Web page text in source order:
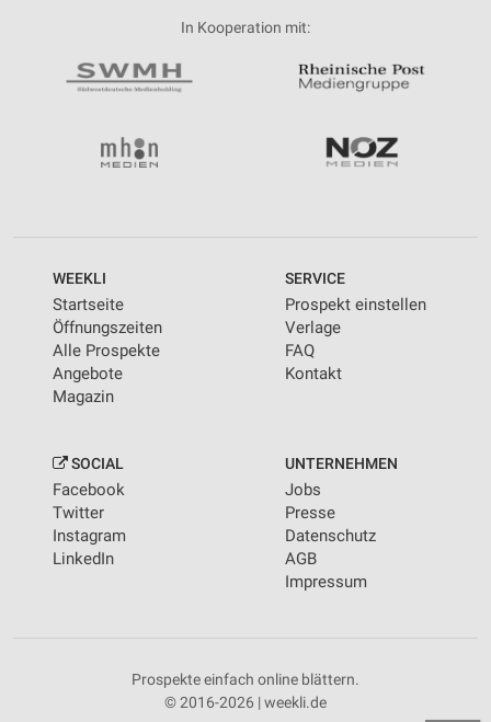
In Kooperation mit:
WEEKLI
Startseite
Öffnungszeiten
Alle Prospekte
Angebote
Magazin
SERVICE
Prospekt einstellen
Verlage
FAQ
Kontakt
SOCIAL
Facebook
Twitter
Instagram
LinkedIn
UNTERNEHMEN
Jobs
Presse
Datenschutz
AGB
Impressum
Prospekte einfach online blättern.
© 2016-2026 | weekli.de